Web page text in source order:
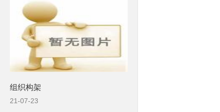
组织构架
21-07-23